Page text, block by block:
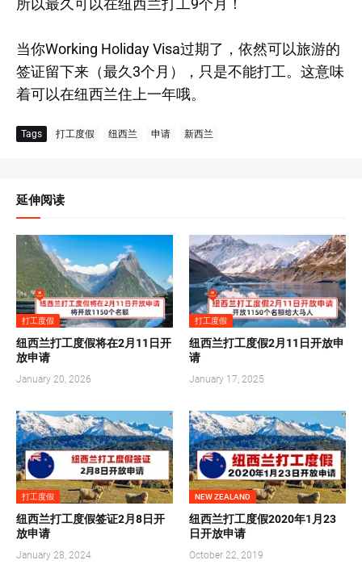
所以最久可以在纽西兰打工9个月！
当你Working Holiday Visa过期了，依然可以旅游的
签证留下来（最久3个月），只是不能打工。这意味
着可以在纽西兰住上一年哦。
Tags 打工度假 纽西兰 申请 新西兰
延伸阅读
打工度假
纽西兰打工度假将在2月11日开
放申请
January 20, 2026
打工度假
纽西兰打工度假2月11日开放申
请
January 17, 2025
打工度假
纽西兰打工度假签证2月8日开
放申请
January 28, 2024
NEW ZEALAND
纽西兰打工度假2020年1月23
日开放申请
October 22, 2019